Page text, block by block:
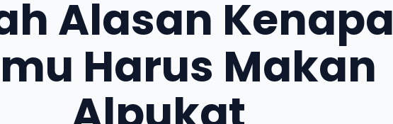
Alasan Kenapa
Harus Makan